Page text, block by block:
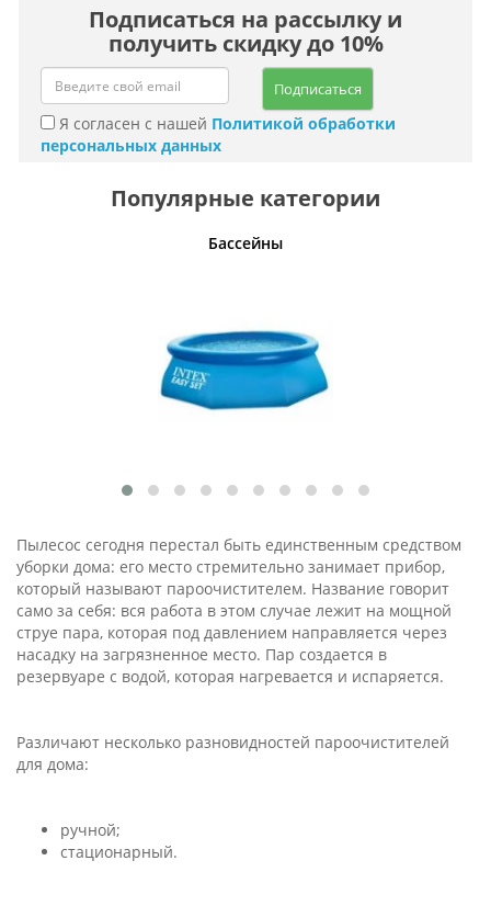
Подписаться на рассылку и
получить скидку до 10%
Подписаться
Я согласен с нашей Политикой обработки
персональных данных
Популярные категории
Бассейны
Пылесос сегодня перестал быть единственным средством
уборки дома: его место стремительно занимает прибор,
который называют пароочистителем. Название говорит
само за себя: вся работа в этом случае лежит на мощной
струе пара, которая под давлением направляется через
насадку на загрязненное место. Пар создается в
резервуаре с водой, которая нагревается и испаряется.
Различают несколько разновидностей пароочистителей
для дома:
ручной;
стационарный.